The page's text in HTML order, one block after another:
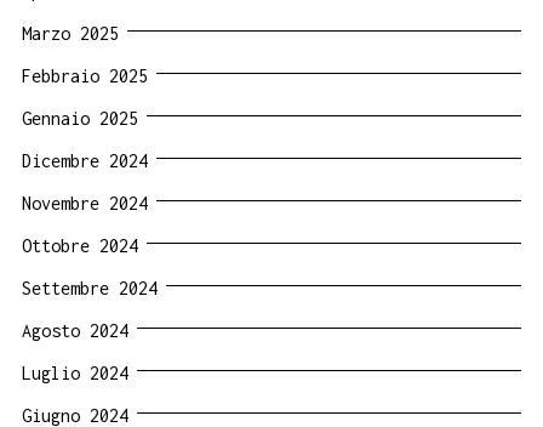
Marzo 2025
Febbraio 2025
Gennaio 2025
Dicembre 2024
Novembre 2024
Ottobre 2024
Settembre 2024
Agosto 2024
Luglio 2024
Giugno 2024